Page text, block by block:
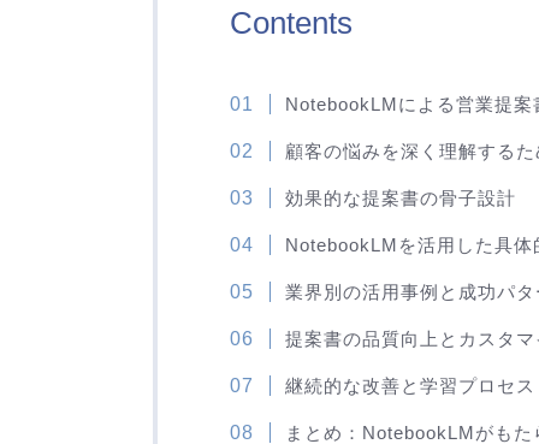
Contents
NotebookLMによる営業提案
顧客の悩みを深く理解する
効果的な提案書の骨子設計
NotebookLMを活用した具
業界別の活用事例と成功パタ
提案書の品質向上とカスタマ
継続的な改善と学習プロセス
まとめ：NotebookLMがもた